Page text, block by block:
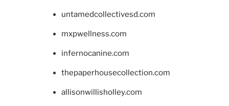
untamedcollectivesd.com
mxpwellness.com
infernocanine.com
thepaperhousecollection.com
allisonwillisholley.com